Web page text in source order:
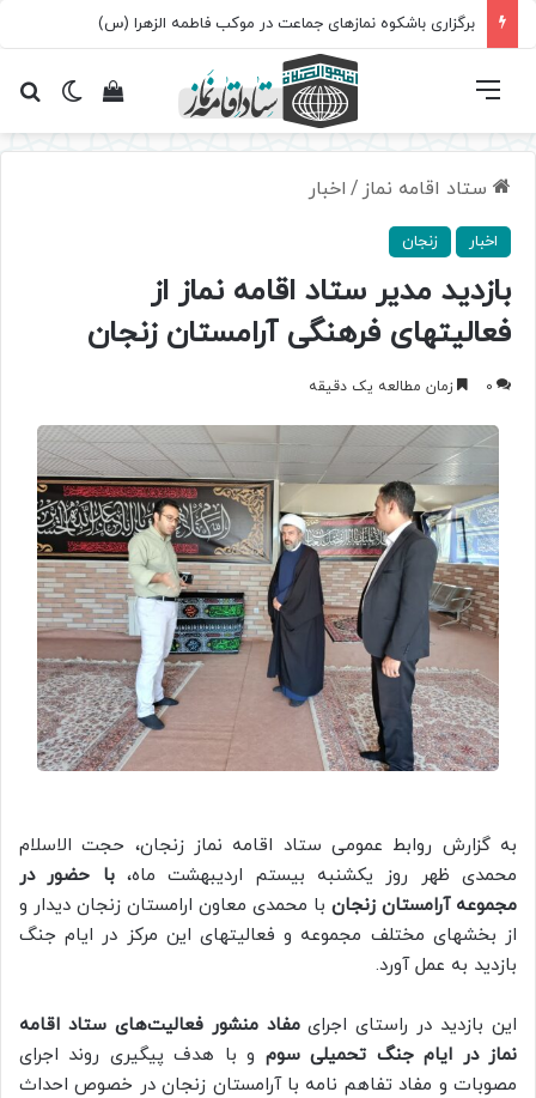
برگزاری باشکوه نمازهای جماعت در موکب فاطمه الزهرا (س)
تغییرمشاهده فهرست
ستاد اقامه نماز / اخبار
اخبار زنجان
بازدید مدیر ستاد اقامه نماز از
فعالیتهای فرهنگی آرامستان زنجان
0 زمان مطالعه یک دقیقه
به گزارش روابط عمومی ستاد اقامه نماز زنجان، حجت الاسلام
محمدی ظهر روز یکشنبه بیستم اردیبهشت ماه،با حضور در
مجموعه آرامستان زنجان با محمدی معاون ارامستان زنجان دیدار و
از بخشهای مختلف مجموعه و فعالیتهای این مرکز در ایام جنگ
بازدید به عمل آورد.
این بازدید در راستای اجرایمفاد منشور فعالیت‌های ستاد اقامه
نماز در ایام جنگ تحمیلی سوم و با هدف پیگیری روند اجرای
مصوبات و مفاد تفاهم نامه با آرامستان زنجان در خصوص احداث